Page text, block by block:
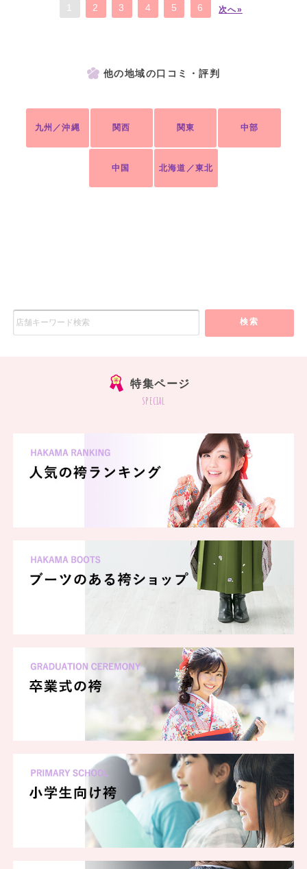
2 3 4 5 6 次へ»
他の地域の口コミ・評判
九州／沖縄 関西 関東 中部
中国 北海道／東北
検索
特集ページ
special